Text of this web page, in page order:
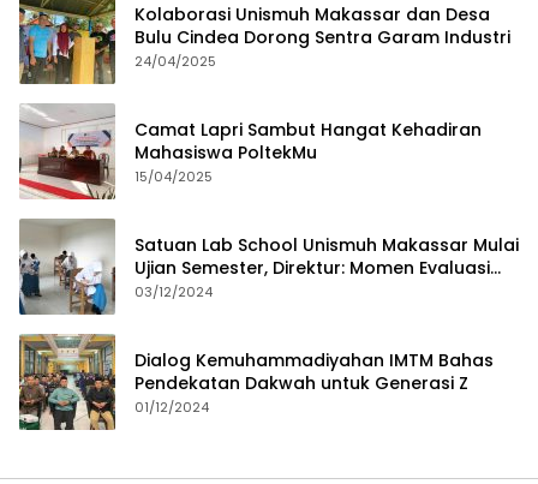
Kolaborasi Unismuh Makassar dan Desa
Bulu Cindea Dorong Sentra Garam Industri
24/04/2025
Camat Lapri Sambut Hangat Kehadiran
Mahasiswa PoltekMu
15/04/2025
Satuan Lab School Unismuh Makassar Mulai
Ujian Semester, Direktur: Momen Evaluasi
Proses Pembelajaran
03/12/2024
Dialog Kemuhammadiyahan IMTM Bahas
Pendekatan Dakwah untuk Generasi Z
01/12/2024